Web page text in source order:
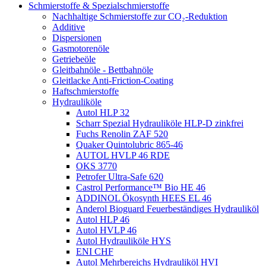
Schmierstoffe & Spezialschmierstoffe
Nachhaltige Schmierstoffe zur CO₂-Reduktion
Additive
Dispersionen
Gasmotorenöle
Getriebeöle
Gleitbahnöle - Bettbahnöle
Gleitlacke Anti-Friction-Coating
Haftschmierstoffe
Hydrauliköle
Autol HLP 32
Scharr Spezial Hydrauliköle HLP-D zinkfrei
Fuchs Renolin ZAF 520
Quaker Quintolubric 865-46
AUTOL HVLP 46 RDE
OKS 3770
Petrofer Ultra-Safe 620
Castrol Performance™ Bio HE 46
ADDINOL Ökosynth HEES EL 46
Anderol Bioguard Feuerbeständiges Hydrauliköl
Autol HLP 46
Autol HVLP 46
Autol Hydrauliköle HYS
ENI CHF
Autol Mehrbereichs Hydrauliköl HVI